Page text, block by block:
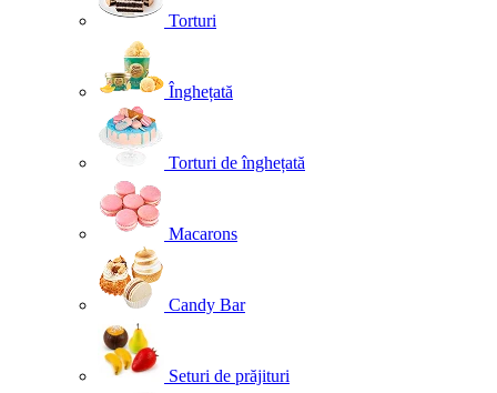
Torturi
Înghețată
Torturi de înghețată
Macarons
Candy Bar
Seturi de prăjituri